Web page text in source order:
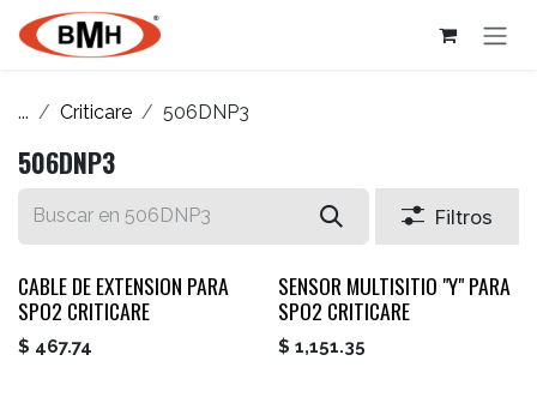
Ir al contenido
... Criticare 506DNP3
506DNP3
Filtros
CABLE DE EXTENSION PARA
SPO2 CRITICARE
$ 467.74
SENSOR MULTISITIO "Y" PARA
SPO2 CRITICARE
$ 1,151.35